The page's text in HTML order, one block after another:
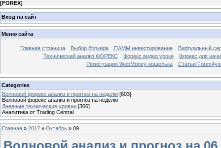
[FOREX]
Вход на сайт
Меню сайта
Главная страница Выбор брокера ПАММ инвестирование
Виртуальный
Технический анализ ФОРЕКС
Форекс видео уроки
Форекс для
Регистрация WebMoney-кошелька
Статьи
Categories
Волновой форекс анализ и прогноз на неделю [603]
Волновой форекс анализ и прогноз на неделю
Дневные технические уровни [306]
Аналитика от Trading Central
Главная » 2017 » Октябрь » 09